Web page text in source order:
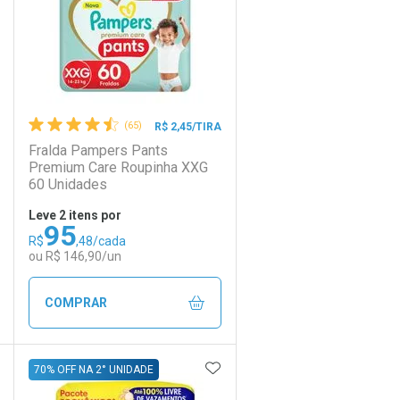
Ativar Desconto
Comprar sem Desconto
Comprar sem Desconto
(65) R$ 2,45/TIRA
Fralda Pampers Pants
Premium Care Roupinha XXG
60 Unidades
Leve 2 itens por
R$95,48/cada
ou R$ 146,90/un
COMPRAR
FECHAR
FECHAR
AOS FAVORITOS
70% OFF NA 2° UNIDADE ADICIONAR AOS